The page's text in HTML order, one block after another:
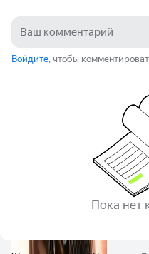
Войдите, чтобы
Пока нет